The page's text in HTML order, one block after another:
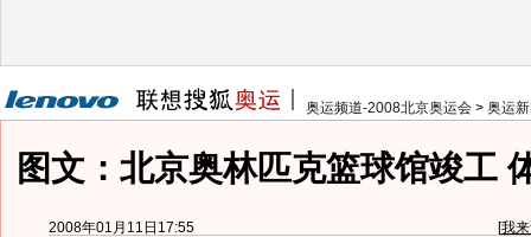
奥运频道-2008北京奥运会 > 奥运
图文：北京奥林匹克篮球馆竣工
2008年01月11日17:55 [我